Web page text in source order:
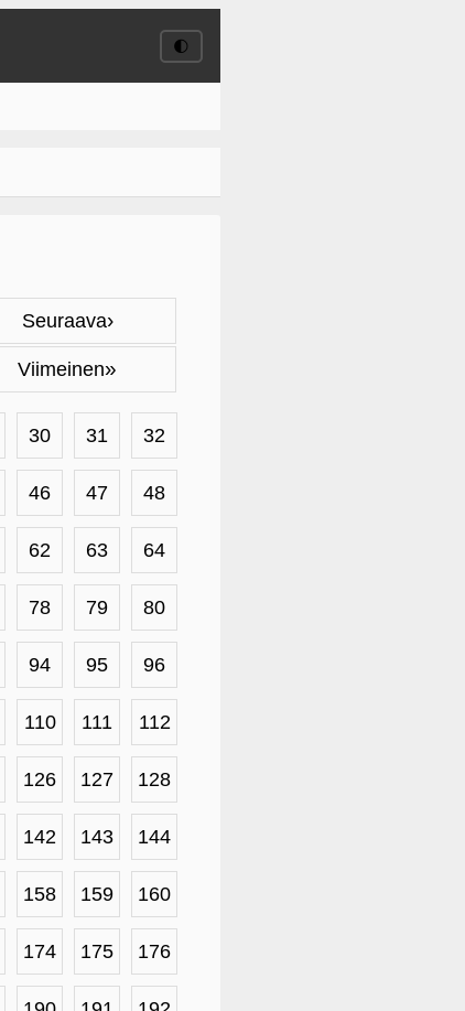
🌓
Seuraava›
Viimeinen»
30 31 32
46 47 48
62 63 64
78 79 80
94 95 96
110 111 112
126 127 128
142 143 144
158 159 160
174 175 176